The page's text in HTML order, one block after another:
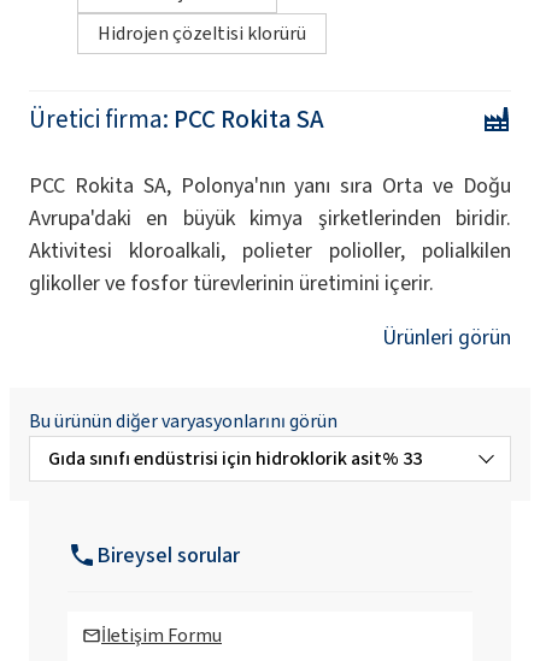
Hidrojen çözeltisi klorürü
Üretici firma: PCC Rokita SA
PCC Rokita SA, Polonya'nın yanı sıra Orta ve Doğu
Avrupa'daki en büyük kimya şirketlerinden biridir.
Aktivitesi kloroalkali, polieter polioller, polialkilen
glikoller ve fosfor türevlerinin üretimini içerir.
Ürünleri görün
Bu ürünün diğer varyasyonlarını görün
Gıda sınıfı endüstrisi için hidroklorik asit% 33
Bireysel sorular
İletişim Formu